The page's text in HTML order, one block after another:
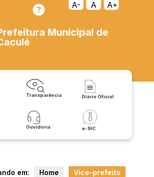
A- A A+
Municipal de
Transparência Diário Oficial
Ouvidoria e-SIC
em: Home Vice-prefeito